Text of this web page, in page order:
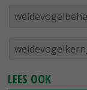
LEES OOK